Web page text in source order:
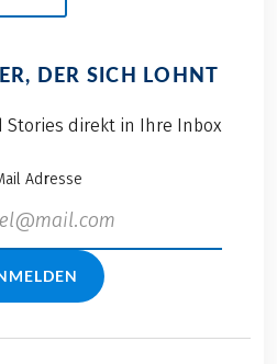
DER SICH LOHNT
Stories direkt in Ihre Inbox
Adresse